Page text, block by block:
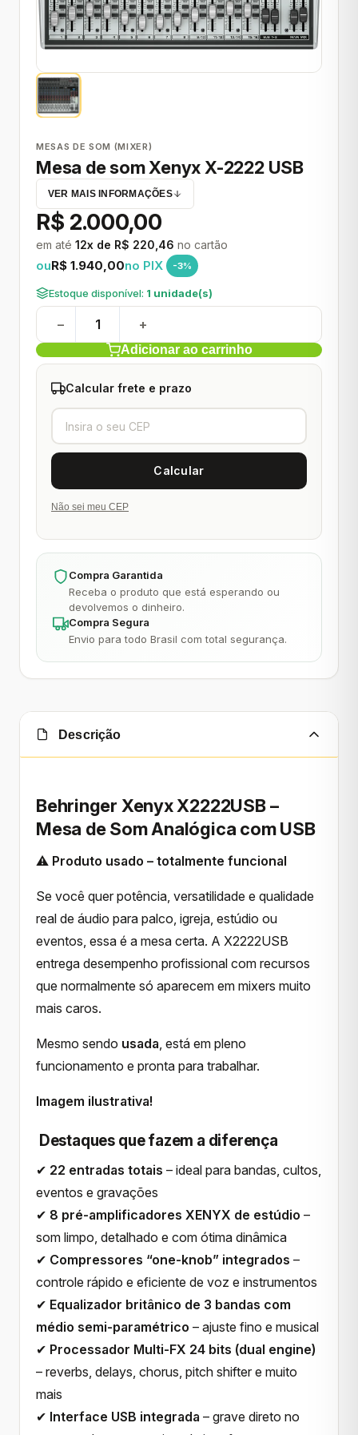
MESAS DE SOM (MIXER)
Mesa de som Xenyx X-2222 USB
VER MAIS INFORMAÇÕES
R$ 2.000,00
em até 12x de R$ 220,46 no cartão
ouR$ 1.940,00no PIX -3%
Estoque disponível: 1 unidade(s)
− +
Adicionar ao carrinho
Calcular frete e prazo
Não sei meu CEP
Compra Garantida
Receba o produto que está esperando ou
devolvemos o dinheiro.
Compra Segura
Envio para todo Brasil com total segurança.
Descrição
Behringer Xenyx X2222USB –
Mesa de Som Analógica com USB
⚠️ Produto usado – totalmente funcional
Se você quer potência, versatilidade e qualidade
real de áudio para palco, igreja, estúdio ou
eventos, essa é a mesa certa. A X2222USB
entrega desempenho profissional com recursos
que normalmente só aparecem em mixers muito
mais caros.
Mesmo sendo usada, está em pleno
funcionamento e pronta para trabalhar.
Imagem ilustrativa!
Destaques que fazem a diferença
✔ 22 entradas totais – ideal para bandas, cultos,
eventos e gravações
✔ 8 pré-amplificadores XENYX de estúdio –
som limpo, detalhado e com ótima dinâmica
✔ Compressores “one-knob” integrados –
controle rápido e eficiente de voz e instrumentos
✔ Equalizador britânico de 3 bandas com
médio semi-paramétrico – ajuste fino e musical
✔ Processador Multi-FX 24 bits (dual engine)
– reverbs, delays, chorus, pitch shifter e muito
mais
✔ Interface USB integrada – grave direto no